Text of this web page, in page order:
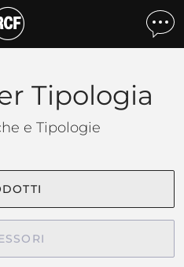
Tipologia
e Tipologie